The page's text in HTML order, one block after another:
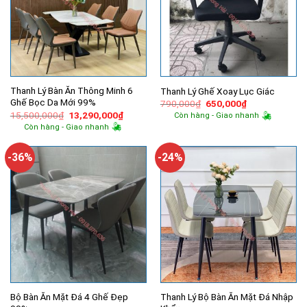
Thanh Lý Bàn Ăn Thông Minh 6
Ghế Bọc Da Mới 99%
15,500,000₫ Giá
gốc
là:
13,290,000₫Giá
hiện
13,290,000₫.
Còn hàng - Giao nhanh
Thanh Lý Ghế Xoay Lục Giác
790,000₫ Giá
gốc
là:
650,000₫Giá
hiện
tại
Còn hàng - Giao nhanh
-36%
Bộ Bàn Ăn Mặt Đá 4 Ghế Đẹp
-24%
Thanh Lý Bộ Bàn Ăn Mặt Đá Nhập